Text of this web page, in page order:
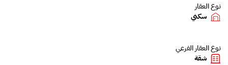
نوع العقار
سكني
نوع العقار الفرعي
شقة